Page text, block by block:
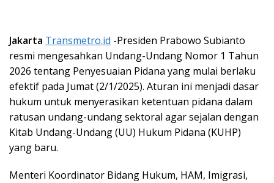
Jakarta Transmetro.id -Presiden Prabowo Subianto
resmi mengesahkan Undang-Undang Nomor 1 Tahun
2026 tentang Penyesuaian Pidana yang mulai berlaku
efektif pada Jumat (2/1/2025). Aturan ini menjadi dasar
hukum untuk menyerasikan ketentuan pidana dalam
ratusan undang-undang sektoral agar sejalan dengan
Kitab Undang-Undang (UU) Hukum Pidana (KUHP)
yang baru.
Menteri Koordinator Bidang Hukum, HAM, Imigrasi,